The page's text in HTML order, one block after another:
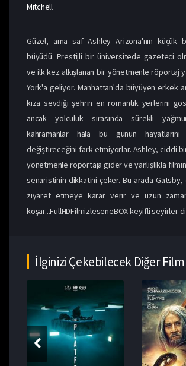
Mitchell
Güzel, ama saf Ashley Arizona'nın küçük
büyüdü. Prestijli bir üniversitede gazeteci
ve ilk kez alkışlanan bir yönetmenle röportaj
York'a geliyor. Manhattan'da büyüyen erkek
kıza sevdiği şehrin en romantik yerlerini
ancak yolculuk sırasında sürekli
kahramanlar hala bu günün
değiştireceğini fark etmiyorlar. Ashley, ciddi
yönetmenle röportaja gider ve yanlışlıkla
senaristinin dikkatini çeker. Bu arada
ziyaret etmeye karar verir ve uzun
koşar...FullHDFilmizleseneBOX keyifli seyirler
İlginizi Çekebilecek Diğer